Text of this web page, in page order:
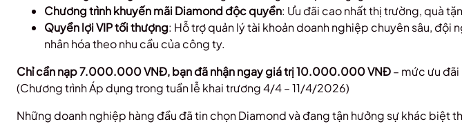
Chương trình khuyến mãi Diamond độc quyền: Ưu đãi cao nhất thị trường, quà
Quyền lợi VIP tối thượng: Hỗ trợ quản lý tài khoản doanh nghiệp chuyên sâu,
nhân hóa theo nhu cầu của công ty.
Chỉ cần nạp 7.000.000 VNĐ, bạn đã nhận ngay giá trị 10.000.000 VNĐ– mức ưu
(Chương trình Áp dụng trong tuần lễ khai trương 4/4 – 11/4/2026)
Những doanh nghiệp hàng đầu đã tin chọn Diamond và đang tận hưởng sự khác biệt